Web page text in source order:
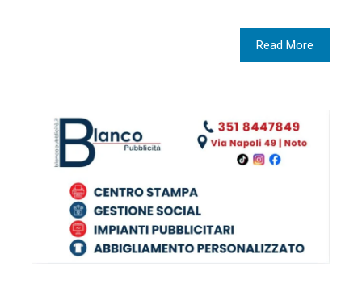
Read More